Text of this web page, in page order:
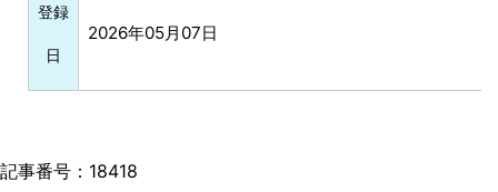
登録
日
2026年05月07日
記事番号：18418